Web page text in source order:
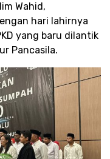
Wahid,
hari lahirnya
yang baru dilantik
Pancasila.